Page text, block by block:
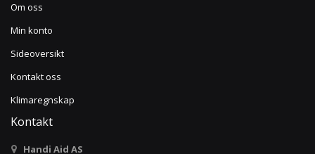
Om oss
Min konto
Sideoversikt
Kontakt oss
Klimaregnskap
Kontakt
Handi Aid AS